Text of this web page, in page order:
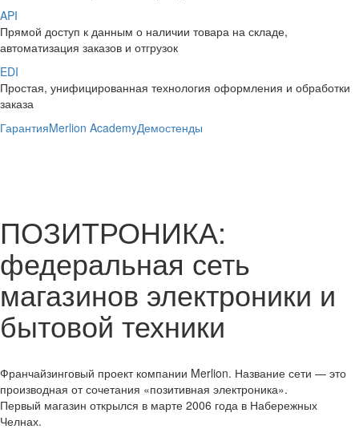
API
Прямой доступ к данным о наличии товара на складе,
автоматизация заказов и отгрузок
EDI
Простая, унифицированная технология оформления и обработки
заказа
ГарантияMerlion AcademyДемостенды
ПОЗИТРОНИКА:
федеральная сеть
магазинов электроники и
бытовой техники
Франчайзинговый проект компании Merlion. Название сети — это
производная от сочетания «позитивная электроника».
Первый магазин открылся в марте 2006 года в Набережных
Челнах.